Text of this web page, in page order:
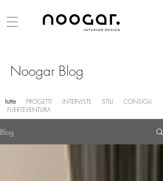
Noogar Blog
tutte PROGETTI INTERVISTE STILI
CONSIGLI
FUERTEVENTURA
Blog